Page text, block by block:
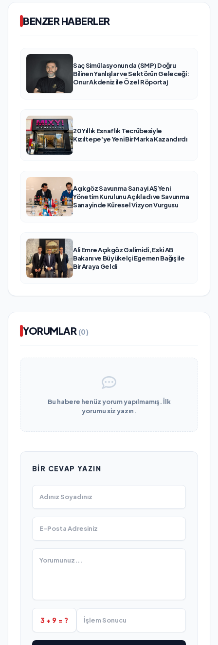
BENZER HABERLER
Saç Simülasyonunda (SMP) Doğru
Bilinen Yanlışlar ve Sektörün Geleceği:
Onur Akdeniz ile Özel Röportaj
20 Yıllık Esnaflık Tecrübesiyle
Kızıltepe'ye Yeni Bir Marka Kazandırdı
Açıkgöz Savunma Sanayi AŞ Yeni
Yönetim Kurulunu Açıkladı ve Savunma
Sanayinde Küresel Vizyon Vurgusu
Ali Emre Açıkgöz Galimidi, Eski AB
Bakanı ve Büyükelçi Egemen Bağış ile
Bir Araya Geldi
YORUMLAR (0)
Bu habere henüz yorum yapılmamış. İlk
yorumu siz yazın.
BIR CEVAP YAZIN
3 + 9 = ?